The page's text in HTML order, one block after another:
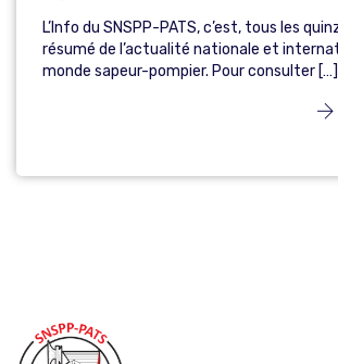
L’Info du SNSPP-PATS, c’est, tous les
résumé de l’actualité nationale et
monde sapeur-pompier. Pour consulter […]